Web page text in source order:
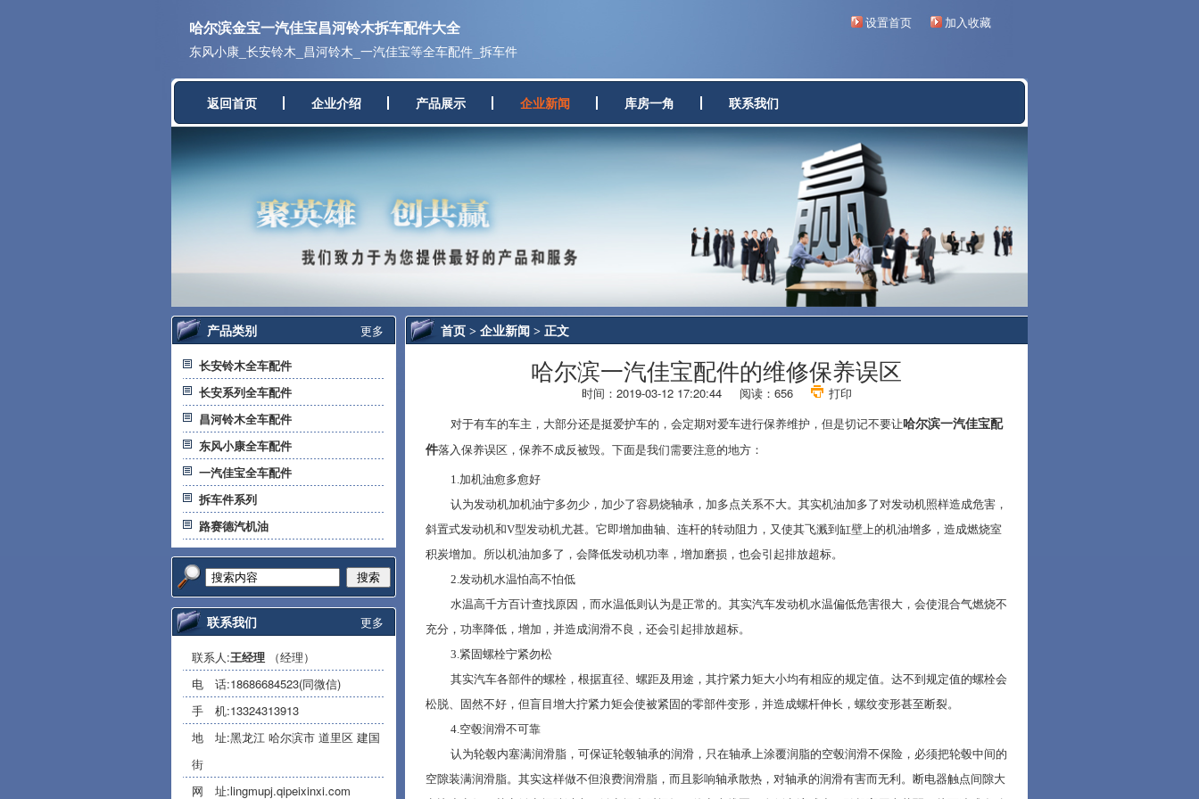
哈尔滨金宝一汽佳宝昌河铃木拆车配件大全
东风小康_长安铃木_昌河铃木_一汽佳宝等全车配件_拆车件
设置首页 加入收藏
返回首页 企业介绍 产品展示 企业新闻 库房一角 联系我们
更多
产品类别
长安铃木全车配件
长安系列全车配件
昌河铃木全车配件
东风小康全车配件
一汽佳宝全车配件
拆车件系列
路赛德汽机油
搜索
更多
联系我们
联系人:王经理 （经理）
电 话:18686684523(同微信)
手 机:13324313913
地 址:黑龙江 哈尔滨市 道里区 建国
街
网 址:lingmupj.qipeixinxi.com
首页 > 企业新闻 > 正文
哈尔滨一汽佳宝配件的维修保养误区
时间：2019-03-12 17:20:44 阅读：656 打印
对于有车的车主，大部分还是挺爱护车的，会定期对爱车进行保养维护，但是切记不要让哈尔滨一汽佳宝配
件落入保养误区，保养不成反被毁。下面是我们需要注意的地方：
1.加机油愈多愈好
认为发动机加机油宁多勿少，加少了容易烧轴承，加多点关系不大。其实机油加多了对发动机照样造成危害，
斜置式发动机和V型发动机尤甚。它即增加曲轴、连杆的转动阻力，又使其飞溅到缸壁上的机油增多，造成燃烧室
积炭增加。所以机油加多了，会降低发动机功率，增加磨损，也会引起排放超标。
2.发动机水温怕高不怕低
水温高千方百计查找原因，而水温低则认为是正常的。其实汽车发动机水温偏低危害很大，会使混合气燃烧不
充分，功率降低，增加，并造成润滑不良，还会引起排放超标。
3.紧固螺栓宁紧勿松
其实汽车各部件的螺栓，根据直径、螺距及用途，其拧紧力矩大小均有相应的规定值。达不到规定值的螺栓会
松脱、固然不好，但盲目增大拧紧力矩会使被紧固的零部件变形，并造成螺杆伸长，螺纹变形甚至断裂。
4.空毂润滑不可靠
认为轮毂内塞满润滑脂，可保证轮毂轴承的润滑，只在轴承上涂覆润脂的空毂润滑不保险，必须把轮毂中间的
空隙装满润滑脂。其实这样做不但浪费润滑脂，而且影响轴承散热，对轴承的润滑有害而无利。断电器触点间隙大